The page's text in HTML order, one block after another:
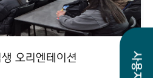
오리엔테이션